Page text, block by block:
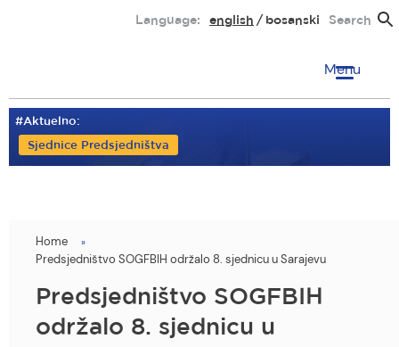
Language: english bosanski Search
Menu
#Aktuelno:
Sjednice Predsjedništva
You
here
Home
Predsjedništvo SOGFBIH održalo 8. sjednicu u Sarajevu
Predsjedništvo SOGFBIH
održalo 8. sjednicu u